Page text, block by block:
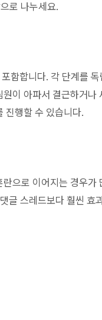
로 나누세요.
함합니다. 각 단계를
이 아파서 결근하거나
진행할 수 있습니다.
으로 이어지는 경우가
글 스레드보다 훨씬 효